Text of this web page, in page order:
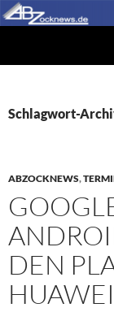
Zum
Inhalt
Schlagwort-
ABZOCKNEWS,
DEN
HUAWEI